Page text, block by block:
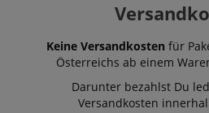
Keine Versandkosten für
Österreichs ab einem
Darunter bezahlst Du
Versandkosten